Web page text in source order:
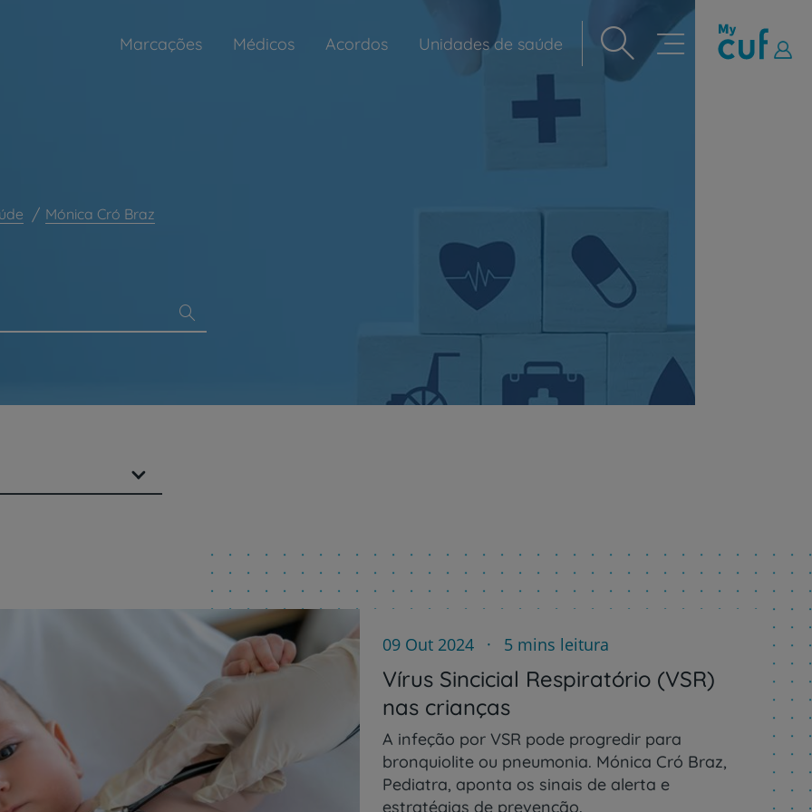
Navegação
principal
Marcações Médicos Acordos Unidades de saúde
Mónica Cró Braz
09 Out 2024 5 mins leitura
Vírus Sincicial Respiratório (VSR)
nas crianças
A infeção por VSR pode progredir para
bronquiolite ou pneumonia. Mónica Cró Braz,
Pediatra, aponta os sinais de alerta e
estratégias de prevenção.